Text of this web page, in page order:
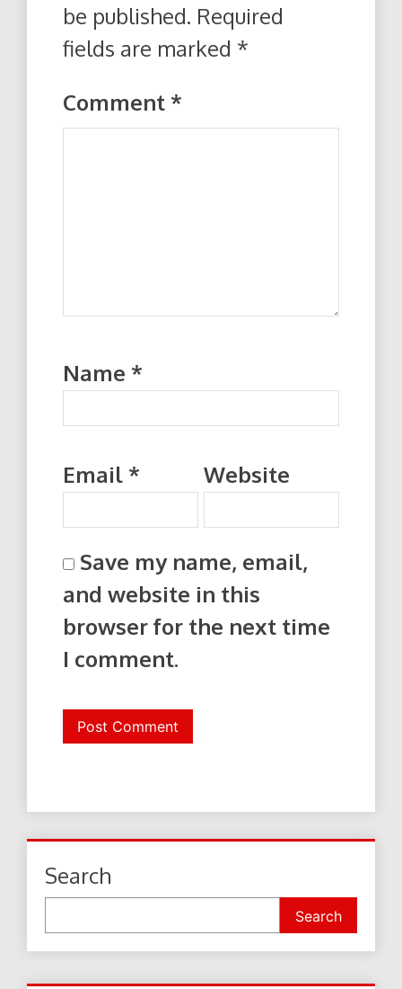
be published. Required
fields are marked *
Comment *
Name *
Email * Website
Save my name, email,
and website in this
browser for the next time
I comment.
Search
Search